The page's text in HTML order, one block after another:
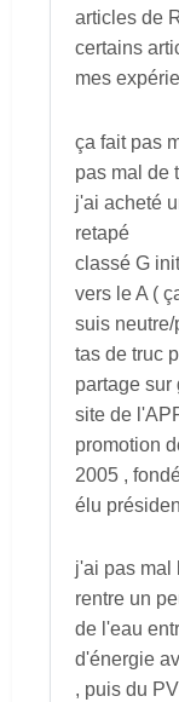
articles de
certains
mes
ça fait pas
pas mal de
j'ai acheté
retapé
classé G
vers le A (
suis
tas de truc
partage sur
site de
promotion
2005 ,
élu
j'ai pas mal
rentre un
de l'eau
d'énergie
, puis du